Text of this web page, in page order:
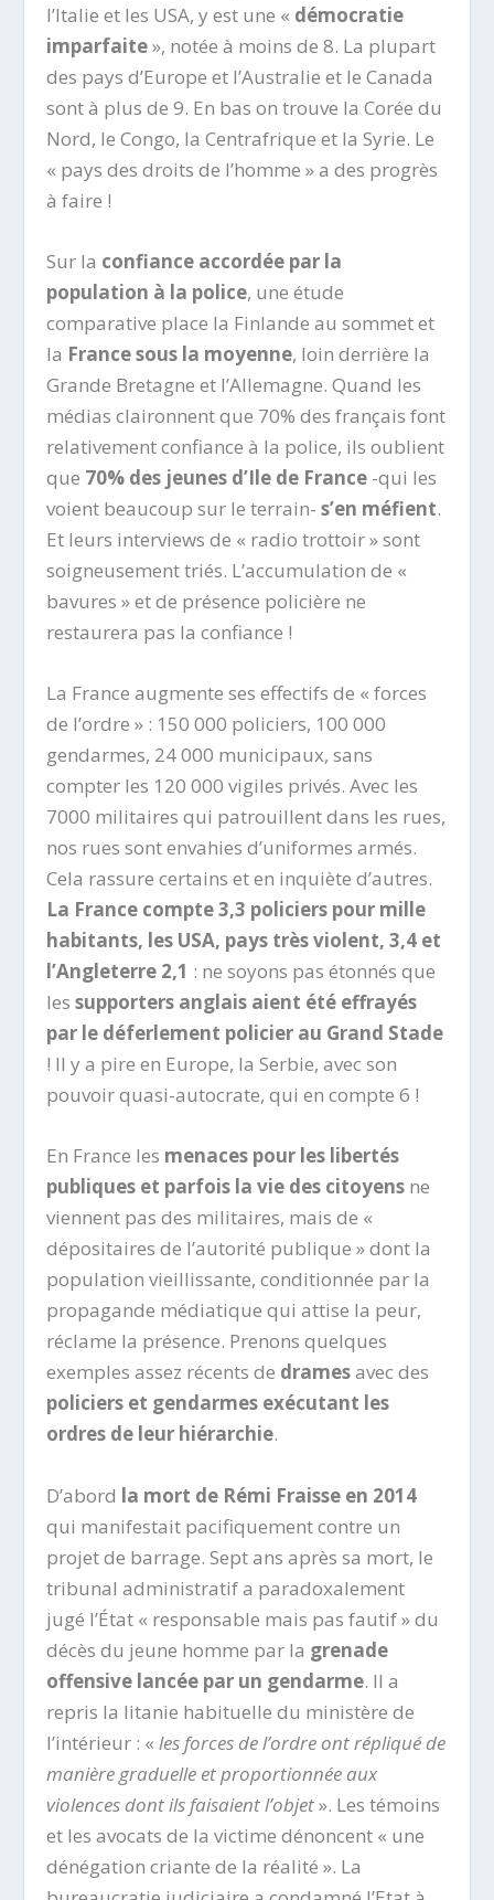
l’Italie et les USA, y est une « démocratie
imparfaite», notée à moins de 8. La plupart
des pays d’Europe et l’Australie et le Canada
sont à plus de 9. En bas on trouve la Corée du
Nord, le Congo, la Centrafrique et la Syrie. Le
« pays des droits de l’homme » a des progrès
à faire !
Sur la confiance accordée par la
population à la police, une étude
comparative place la Finlande au sommet et
la France sous la moyenne, loin derrière la
Grande Bretagne et l’Allemagne. Quand les
médias claironnent que 70% des français font
relativement confiance à la police, ils oublient
que 70% des jeunes d’Ile de France -qui les
voient beaucoup sur le terrain-s’en méfient.
Et leurs interviews de « radio trottoir » sont
soigneusement triés. L’accumulation de «
bavures » et de présence policière ne
restaurera pas la confiance !
La France augmente ses effectifs de « forces
de l’ordre » : 150 000 policiers, 100 000
gendarmes, 24 000 municipaux, sans
compter les 120 000 vigiles privés. Avec les
7000 militaires qui patrouillent dans les rues,
nos rues sont envahies d’uniformes armés.
Cela rassure certains et en inquiète d’autres.
La France compte 3,3 policiers pour mille
habitants, les USA, pays très violent, 3,4 et
l’Angleterre 2,1 : ne soyons pas étonnés que
lessupporters anglais aient été effrayés
par le déferlement policier au Grand Stade
! Il y a pire en Europe, la Serbie, avec son
pouvoir quasi-autocrate, qui en compte 6 !
En France les menaces pour les libertés
publiques et parfois la vie des citoyens ne
viennent pas des militaires, mais de «
dépositaires de l’autorité publique » dont la
population vieillissante, conditionnée par la
propagande médiatique qui attise la peur,
réclame la présence. Prenons quelques
exemples assez récents de dramesavec des
policiers et gendarmes exécutant les
ordres de leur hiérarchie.
D’abord la mort de Rémi Fraisse en 2014
qui manifestait pacifiquement contre un
projet de barrage. Sept ans après sa mort, le
tribunal administratif a paradoxalement
jugé l’État « responsable mais pas fautif » du
décès du jeune homme par la grenade
offensive lancée par un gendarme. Il a
repris la litanie habituelle du ministère de
l’intérieur : «les forces de l’ordre ont répliqué de
manière graduelle et proportionnée aux
violences dont ils faisaient l’objet». Les témoins
et les avocats de la victime dénoncent « une
dénégation criante de la réalité ». La